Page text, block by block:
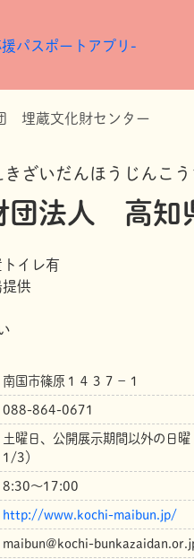
埋蔵文化財センター
きざいだんほうじんこ
団法人 高知
イレ有
供
南国市篠原１４３７－１
088-864-0671
土曜日、公開展示期間以外の日
1/3）
8:30～17:00
http://www.kochi-maibun.jp/
maibun@kochi-